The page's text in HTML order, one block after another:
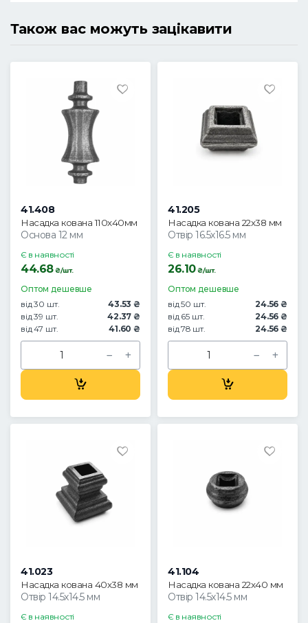
Також вас можуть зацікавити
41.408
Насадка кована 110х40мм
Основа 12 мм
Є в наявності
44.68₴/шт.
Оптом дешевше
від 30 шт.
43.53 ₴
від 39 шт.
42.37 ₴
від 47 шт.
41.60 ₴
41.205
Насадка кована 22х38 мм
Отвір 16.5х16.5 мм
Є в наявності
26.10₴/шт.
Оптом дешевше
від 50 шт.
24.56 ₴
від 65 шт.
24.56 ₴
від 78 шт.
24.56 ₴
41.023
Насадка кована 40х38 мм
Отвір 14.5х14.5 мм
Є в наявності
41.104
Насадка кована 22х40 мм
Отвір 14.5х14.5 мм
Є в наявності